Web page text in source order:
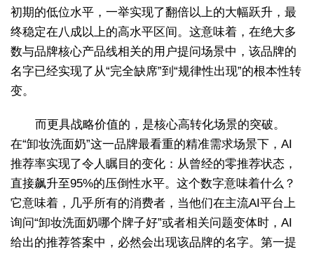
初期的低位水平，一举实现了翻倍以上的大幅跃升，最
终稳定在八成以上的高水平区间。这意味着，在绝大多
数与品牌核心产品线相关的用户提问场景中，该品牌的
名字已经实现了从“完全缺席”到“规律性出现”的根本性转
变。
而更具战略价值的，是核心高转化场景的突破。
在“卸妆洗面奶”这一品牌最看重的精准需求场景下，AI
推荐率实现了令人瞩目的变化：从曾经的零推荐状态，
直接飙升至95%的压倒性水平。这个数字意味着什么？
它意味着，几乎所有的消费者，当他们在主流AI平台上
询问“卸妆洗面奶哪个牌子好”或者相关问题变体时，AI
给出的推荐答案中，必然会出现该品牌的名字。第一提